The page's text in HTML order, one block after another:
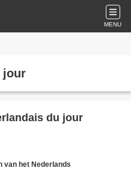
MENU
jour
du jour
van het Nederlands